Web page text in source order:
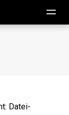
Datei-